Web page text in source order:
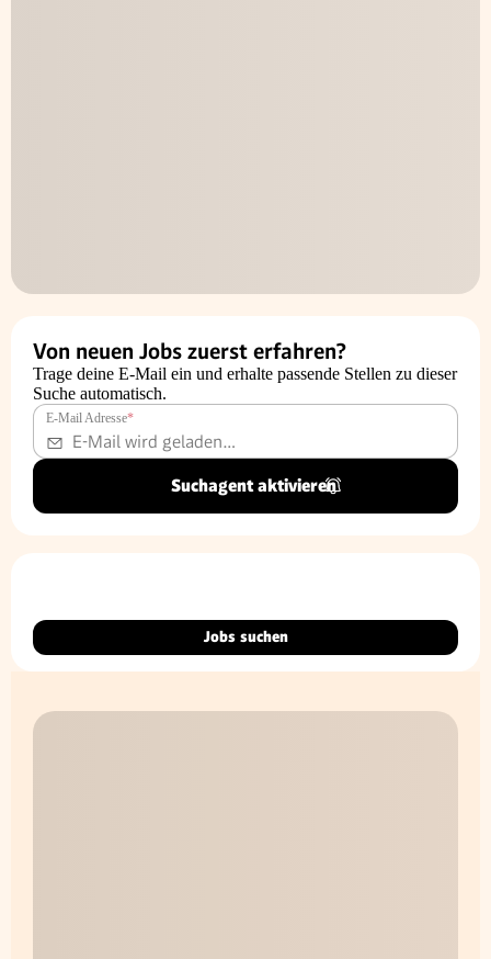
Von neuen Jobs zuerst erfahren?
Trage deine E-Mail ein und erhalte passende Stellen zu dieser
Suche automatisch.
E-Mail Adresse*
Suchagent aktivieren
Jobs suchen